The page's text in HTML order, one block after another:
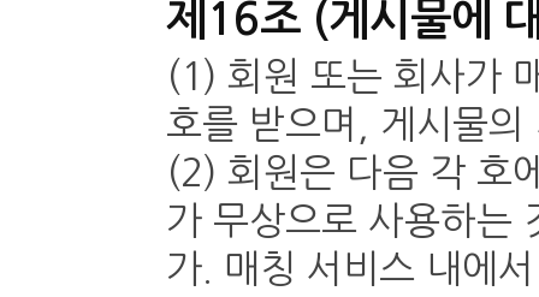
제16조 (게시물에
(1) 회원 또는 회사가
호를 받으며, 게시물
(2) 회원은 다음 각 호
가 무상으로 사용하는
가. 매칭 서비스 내에